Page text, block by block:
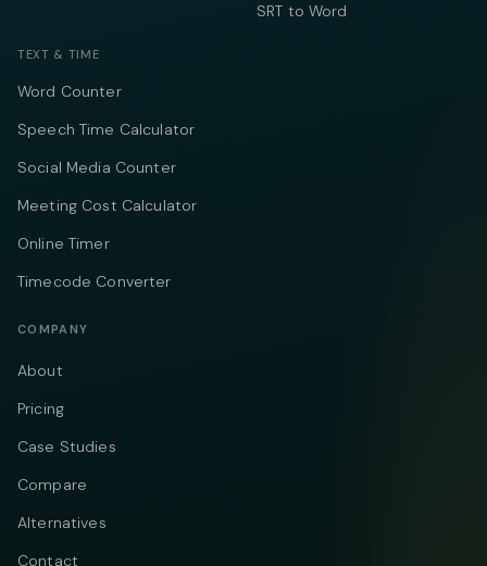
SRT to Word
TEXT & TIME
Word Counter
Speech Time Calculator
Social Media Counter
Meeting Cost Calculator
Online Timer
Timecode Converter
COMPANY
About
Pricing
Case Studies
Compare
Alternatives
Contact